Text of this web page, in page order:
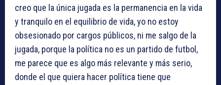
creo que la única jugada es la permanencia en la vida
y tranquilo en el equilibrio de vida, yo no estoy
obsesionado por cargos públicos, ni me salgo de la
jugada, porque la política no es un partido de futbol,
me parece que es algo más relevante y más serio,
donde el que quiera hacer política tiene que